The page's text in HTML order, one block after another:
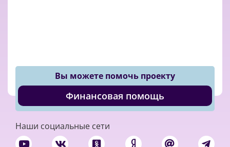
Вы можете помочь проекту
Финансовая помощь
Наши социальные сети